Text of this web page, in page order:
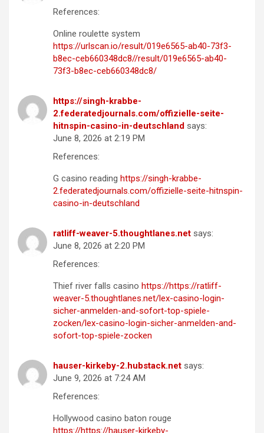
References:
Online roulette system
https://urlscan.io/result/019e6565-ab40-73f3-
b8ec-ceb660348dc8//result/019e6565-ab40-
73f3-b8ec-ceb660348dc8/
https://singh-krabbe-
2.federatedjournals.com/offizielle-seite-
hitnspin-casino-in-deutschland says:
June 8, 2026 at 2:19 PM
References:
G casino reading https://singh-krabbe-
2.federatedjournals.com/offizielle-seite-hitnspin-
casino-in-deutschland
ratliff-weaver-5.thoughtlanes.net says:
June 8, 2026 at 2:20 PM
References:
Thief river falls casino https://https://ratliff-
weaver-5.thoughtlanes.net/lex-casino-login-
sicher-anmelden-and-sofort-top-spiele-
zocken/lex-casino-login-sicher-anmelden-and-
sofort-top-spiele-zocken
hauser-kirkeby-2.hubstack.net says:
June 9, 2026 at 7:24 AM
References:
Hollywood casino baton rouge
https://https://hauser-kirkeby-